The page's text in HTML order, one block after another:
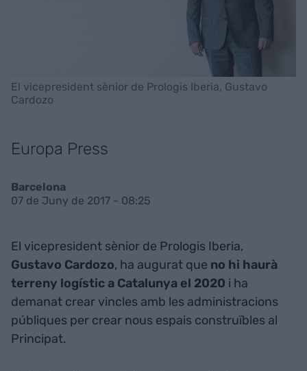
El vicepresident sènior de Prologis Iberia, Gustavo
Cardozo
Europa Press
Barcelona
07 de Juny de 2017 - 08:25
El vicepresident sènior de Prologis Iberia,
Gustavo Cardozo, ha augurat que no hi haurà
terreny logístic a Catalunya el 2020 i ha
demanat crear vincles amb les administracions
públiques per crear nous espais construïbles al
Principat.